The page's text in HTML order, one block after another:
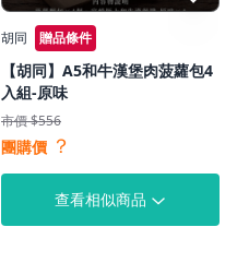
胡同 贈品條件
【胡同】A5和牛漢堡肉菠蘿包4
入組-原味
市價 $556
團購價 ？
查看相似商品